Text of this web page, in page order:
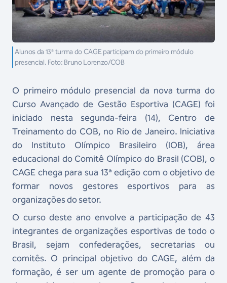
Alunos da 13ª turma do CAGE participam do primeiro módulo
presencial. Foto: Bruno Lorenzo/COB
O primeiro módulo presencial da nova turma do
Curso Avançado de Gestão Esportiva (CAGE) foi
iniciado nesta segunda-feira (14), Centro de
Treinamento do COB, no Rio de Janeiro. Iniciativa
do Instituto Olímpico Brasileiro (IOB), área
educacional do Comitê Olímpico do Brasil (COB), o
CAGE chega para sua 13ª edição com o objetivo de
formar novos gestores esportivos para as
organizações do setor.
O curso deste ano envolve a participação de 43
integrantes de organizações esportivas de todo o
Brasil, sejam confederações, secretarias ou
comitês. O principal objetivo do CAGE, além da
formação, é ser um agente de promoção para o